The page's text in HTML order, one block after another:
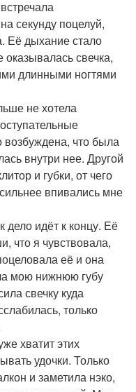
секунду поцелуй,
Её дыхание стало
свечка,
длинными ногтями
не хотела
что была
внутри нее. Другой
и губки, от чего
впивались мне
дело идёт к концу. Её
что я чувствовала,
её и она
мою нижнюю губу
свечку куда
только
хватит этих
удочки. Только
и заметила нэко,